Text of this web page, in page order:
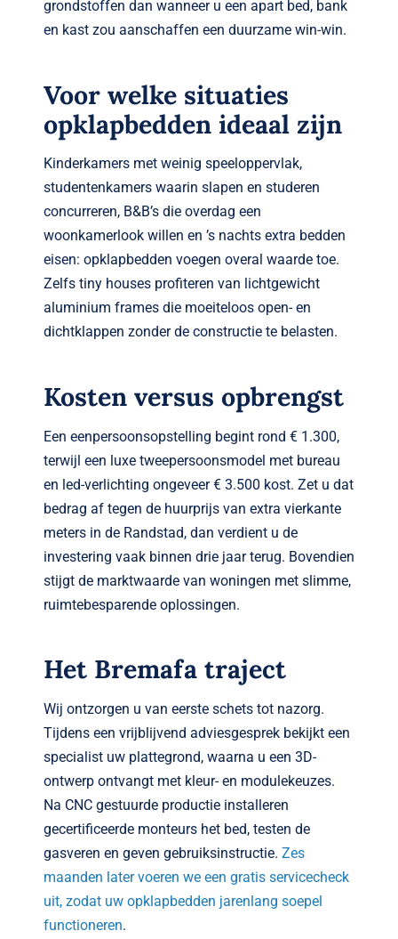
grondstoffen dan wanneer u een apart bed, bank
en kast zou aanschaffen een duurzame win-win.
Voor welke situaties
opklapbedden ideaal zijn
Kinderkamers met weinig speeloppervlak,
studentenkamers waarin slapen en studeren
concurreren, B&B’s die overdag een
woonkamerlook willen en ’s nachts extra bedden
eisen: opklapbedden voegen overal waarde toe.
Zelfs tiny houses profiteren van lichtgewicht
aluminium frames die moeiteloos open- en
dichtklappen zonder de constructie te belasten.
Kosten versus opbrengst
Een eenpersoonsopstelling begint rond € 1.300,
terwijl een luxe tweepersoonsmodel met bureau
en led-verlichting ongeveer € 3.500 kost. Zet u dat
bedrag af tegen de huurprijs van extra vierkante
meters in de Randstad, dan verdient u de
investering vaak binnen drie jaar terug. Bovendien
stijgt de marktwaarde van woningen met slimme,
ruimtebesparende oplossingen.
Het Bremafa traject
Wij ontzorgen u van eerste schets tot nazorg.
Tijdens een vrijblijvend adviesgesprek bekijkt een
specialist uw plattegrond, waarna u een 3D-
ontwerp ontvangt met kleur- en modulekeuzes.
Na CNC gestuurde productie installeren
gecertificeerde monteurs het bed, testen de
gasveren en geven gebruiksinstructie. Zes
maanden later voeren we een gratis servicecheck
uit, zodat uw opklapbedden jarenlang soepel
functioneren.